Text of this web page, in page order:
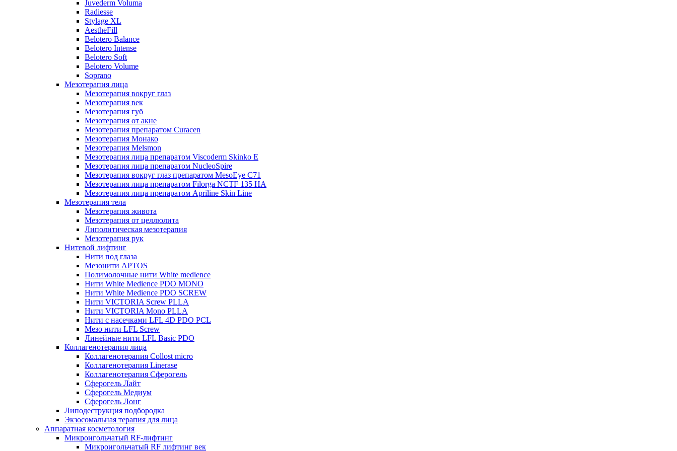
Juvederm Voluma
Radiesse
Stylage XL
AestheFill
Belotero Balance
Belotero Intense
Belotero Soft
Belotero Volume
Soprano
Мезотерапия лица
Мезотерапия вокруг глаз
Мезотерапия век
Мезотерапия губ
Мезотерапия от акне
Мезотерапия препаратом Curacen
Мезотерапия Монако
Мезотерапия Melsmon
Мезотерапия лица препаратом Viscoderm Skinko E
Мезотерапия лица препаратом NucleoSpire
Мезотерапия вокруг глаз препаратом MesoEye С71
Мезотерапия лица препаратом Filorga NCTF 135 HA
Мезотерапия лица препаратом Apriline Skin Line
Мезотерапия тела
Мезотерапия живота
Мезотерапия от целлюлита
Липолитическая мезотерапия
Мезотерапия рук
Нитевой лифтинг
Нити под глаза
Мезонити APTOS
Полимолочные нити White medience
Нити White Medience PDO MONO
Нити White Medience PDO SCREW
Нити VICTORIA Screw PLLA
Нити VICTORIA Mono PLLA
Нити с насечками LFL 4D PDO PCL
Мезо нити LFL Screw
Линейные нити LFL Basic PDO
Коллагенотерапия лица
Коллагенотерапия Collost micro
Коллагенотерапия Linerase
Коллагенотерапия Сферогель
Сферогель Лайт
Сферогель Медиум
Сферогель Лонг
Липодеструкция подбородка
Экзосомальная терапия для лица
Аппаратная косметология
Микроигольчатый RF-лифтинг
Микроигольчатый RF лифтинг век